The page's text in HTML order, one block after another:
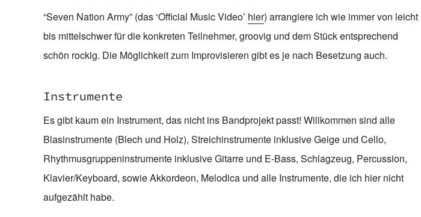
“Seven Nation Army” (das ‘Official Music Video’ hier) arrangiere ich wie immer von leicht
bis mittelschwer für die konkreten Teilnehmer, groovig und dem Stück entsprechend
schön rockig. Die Möglichkeit zum Improvisieren gibt es je nach Besetzung auch.
Instrumente
Es gibt kaum ein Instrument, das nicht ins Bandprojekt passt! Willkommen sind alle
Blasinstrumente (Blech und Holz), Streichinstrumente inklusive Geige und Cello,
Rhythmusgruppeninstrumente inklusive Gitarre und E-Bass, Schlagzeug, Percussion,
Klavier/Keyboard, sowie Akkordeon, Melodica und alle Instrumente, die ich hier nicht
aufgezählt habe.